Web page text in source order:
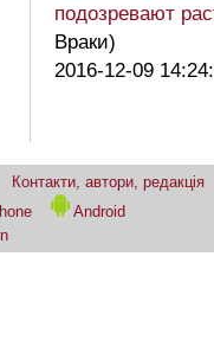
подозревают
Враки)
2016-12-09
Контакти, автори, редакція
Android